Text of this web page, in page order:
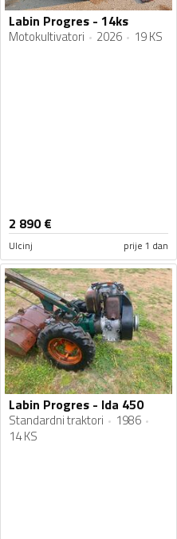
Labin Progres - 14ks
Motokultivatori 2026 19 KS
2 890€
Ulcinj prije 1 dan
Labin Progres - lda 450
Standardni traktori
1986
14 KS